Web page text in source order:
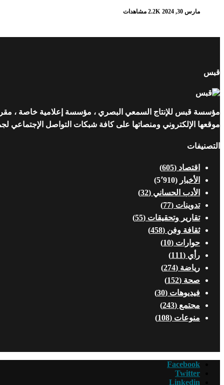
مارس 30, 2024 2.2K مشاهدات
قبس
مؤسسة قبس للإنتاج السمعي البصري ، مؤسسة إعلامية خاصة ،
موقعها الإلكتروني ومنصاتها على كافة شبكات التواصل الإجتماعي
التصنيفات
اقتصاد (605)
الأخبار (5٬910)
الأدب الحساني (32)
تدوينات (77)
تقارير وتحقيقات (55)
ثقافة وفن (458)
حوارات (10)
رأي (111)
رياضة (274)
صحة (152)
فيديوهات (30)
مجتمع (243)
منوعات (108)
Facebook
Twitter
Linkedin